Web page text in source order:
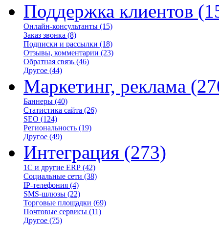
Поддержка клиентов
Онлайн-консультанты (15)
Заказ звонка (8)
Подписки и рассылки (18)
Отзывы, комментарии (23)
Обратная связь (46)
Другое (44)
Маркетинг, реклама
Баннеры (40)
Статистика сайта (26)
SEO (124)
Региональность (19)
Другое (49)
Интеграция (273)
1С и другие ERP (42)
Социальные сети (38)
IP-телефония (4)
SMS-шлюзы (22)
Торговые площадки (69)
Почтовые сервисы (11)
Другое (75)